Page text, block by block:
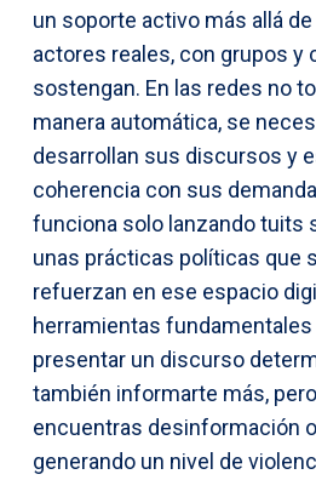
un soporte activo más allá
actores reales, con grupos y
sostengan. En las redes no
manera automática, se
desarrollan sus discursos y
coherencia con sus
funciona solo lanzando tuits
unas prácticas políticas que
refuerzan en ese espacio
herramientas
presentar un discurso
también informarte más,
encuentras desinformación
generando un nivel de